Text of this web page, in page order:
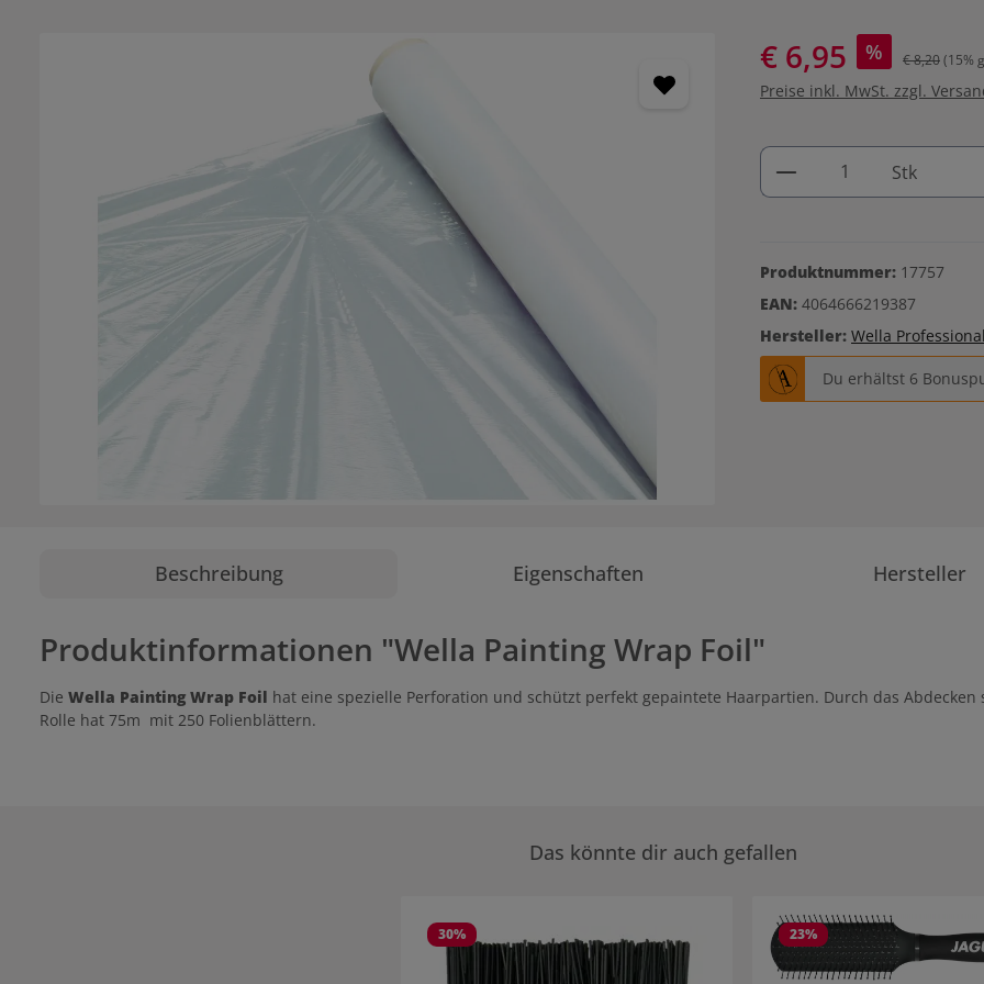
€ 6,95 % € 8,20(15%
Preise inkl. MwSt. zzgl.
Produkt Anzahl:
Stk
Produktnummer: 17757
EAN: 4064666219387
Hersteller: Wella
Du erhältst 6
Beschreibung Eigenschaften Hersteller
Produktinformationen "Wella Painting Wrap Foil"
Die Wella Painting Wrap Foil hat eine spezielle Perforation und schützt perfekt gepaintete Haarpartien. Durch das
Rolle hat 75m mit 250 Folienblättern.
Das könnte dir auch gefallen
30% 23%